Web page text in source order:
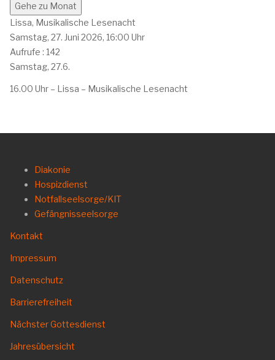
Gehe zu Monat
Lissa, Musikalische Lesenacht
Samstag, 27. Juni 2026, 16:00 Uhr
Aufrufe : 142
Samstag, 27.6.
16.00 Uhr – Lissa – Musikalische Lesenacht
Diakonie
Hospizdienst
Notfallseelsorge/KIT
Gefängnisseelsorge
Kontakt
Impressum
Datenschutz
Barrierefreiheit
Nächster Gottesdienst
Jahresübersicht